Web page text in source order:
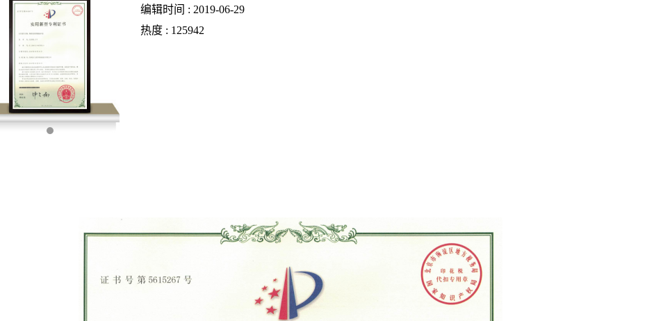
编辑时间 : 2019-06-29
热度 : 125942